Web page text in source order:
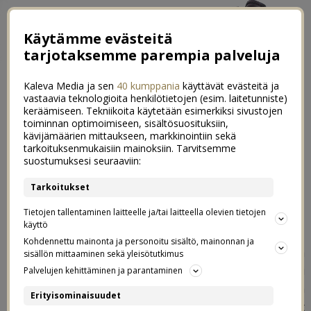
←Väriloistoa kaapin uumenissa
Koti vauvavalmiiksi osa 1 | Lastenhuone
Neuvolassa jättimasun kanssa
03.03.2013
Minä ja masu käytiin siis perjantaina neuvolassa pitkästä
aikaa ja oli kyllä niin helpottavaa kuulla että kaikki oli
hyvin. Mua ahkerasti tällä viikolla vaivannut päänsärky ja
siihen liittyneet näköhäiriöt ei selkeästikään olleet
Käytämme evästeitä
tarjotaksemme parempia palveluja
Kaleva Media ja sen 40 kumppania käyttävät evästeitä ja
vastaavia teknologioita henkilötietojen (esim. laitetunniste)
keräämiseen. Tekniikoita käytetään esimerkiksi sivustojen
toiminnan optimoimiseen, sisältösuosituksiin,
kävijämäärien mittaukseen, markkinointiin sekä
tarkoituksenmukaisiin mainoksiin. Tarvitsemme
suostumuksesi seuraaviin:
Tarkoitukset
Tietojen tallentaminen laitteelle ja/tai laitteella olevien tietojen
käyttö
Kohdennettu mainonta ja personoitu sisältö, mainonnan ja
sisällön mittaaminen sekä yleisötutkimus
Palvelujen kehittäminen ja parantaminen
Erityisominaisuudet